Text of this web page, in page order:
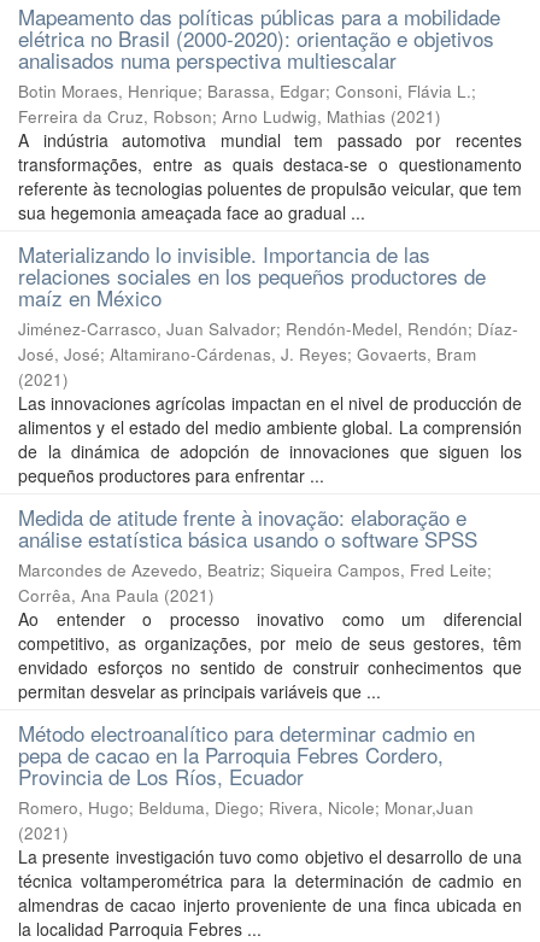
Mapeamento das políticas públicas para a mobilidade
elétrica no Brasil (2000-2020): orientação e objetivos
analisados numa perspectiva multiescalar
Botin Moraes, Henrique; Barassa, Edgar; Consoni, Flávia L.;
Ferreira da Cruz, Robson; Arno Ludwig, Mathias (2021)
A indústria automotiva mundial tem passado por recentes
transformações, entre as quais destaca-se o questionamento
referente às tecnologias poluentes de propulsão veicular, que tem
sua hegemonia ameaçada face ao gradual ...
Materializando lo invisible. Importancia de las
relaciones sociales en los pequeños productores de
maíz en México
Jiménez-Carrasco, Juan Salvador; Rendón-Medel, Rendón; Díaz-
José, José; Altamirano-Cárdenas, J. Reyes; Govaerts, Bram
(2021)
Las innovaciones agrícolas impactan en el nivel de producción de
alimentos y el estado del medio ambiente global. La comprensión
de la dinámica de adopción de innovaciones que siguen los
pequeños productores para enfrentar ...
Medida de atitude frente à inovação: elaboração e
análise estatística básica usando o software SPSS
Marcondes de Azevedo, Beatriz; Siqueira Campos, Fred Leite;
Corrêa, Ana Paula (2021)
Ao entender o processo inovativo como um diferencial
competitivo, as organizações, por meio de seus gestores, têm
envidado esforços no sentido de construir conhecimentos que
permitan desvelar as principais variáveis que ...
Método electroanalítico para determinar cadmio en
pepa de cacao en la Parroquia Febres Cordero,
Provincia de Los Ríos, Ecuador
Romero, Hugo; Belduma, Diego; Rivera, Nicole; Monar,Juan
(2021)
La presente investigación tuvo como objetivo el desarrollo de una
técnica voltamperométrica para la determinación de cadmio en
almendras de cacao injerto proveniente de una finca ubicada en
la localidad Parroquia Febres ...